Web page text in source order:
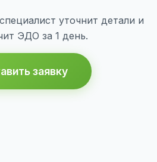
уточнит детали и
ЭДО за 1 день.
заявку